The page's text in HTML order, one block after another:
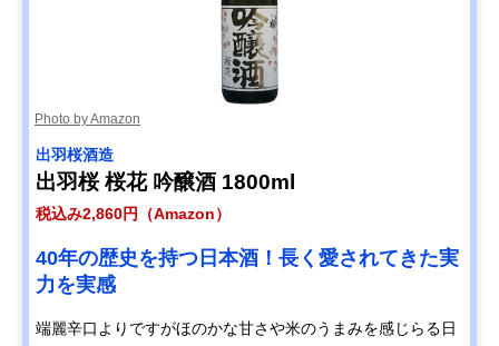
Photo by Amazon
出羽桜酒造
出羽桜 桜花 吟醸酒 1800ml
税込み2,860円（Amazon）
40年の歴史を持つ日本酒！長く愛されてきた実
力を実感
端麗辛口よりですがほのかな甘さや米のうまみを感じらる日